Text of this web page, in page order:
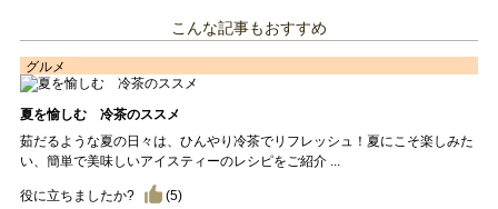
こんな記事もおすすめ
グルメ
夏を愉しむ 冷茶のススメ
茹だるような夏の日々は、ひんやり冷茶でリフレッシュ！夏にこそ楽しみた
い、簡単で美味しいアイスティーのレシピをご紹介 ...
役に立ちましたか? (5)